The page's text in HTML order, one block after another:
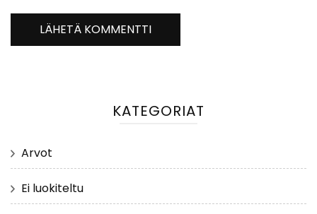
KATEGORIAT
Arvot
Ei luokiteltu